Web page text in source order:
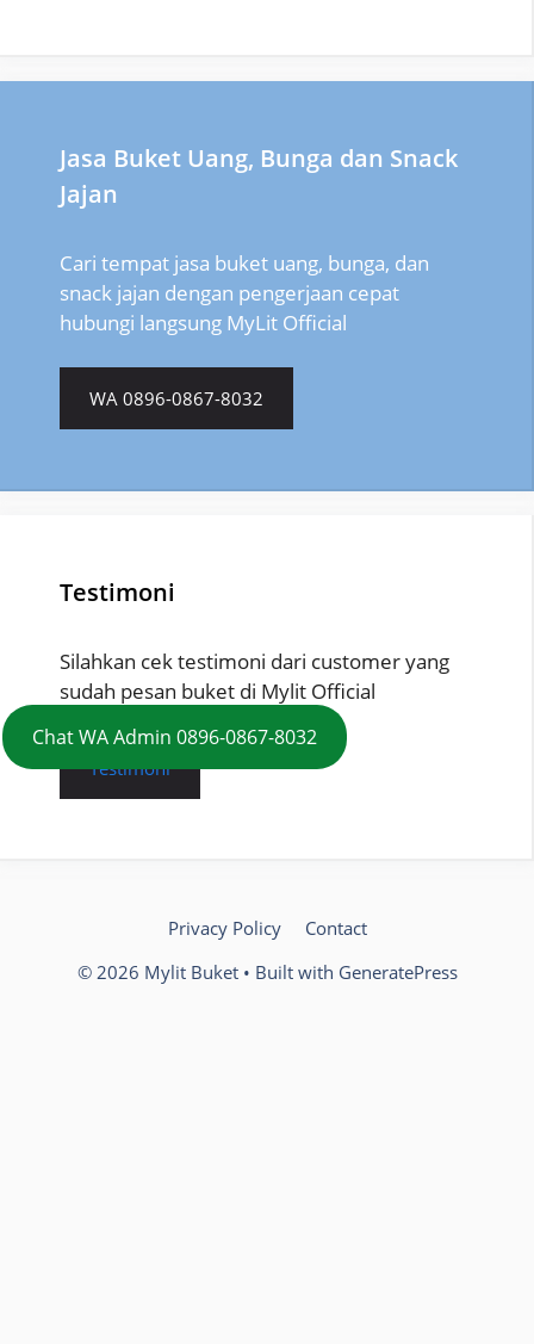
Jasa Buket Uang, Bunga dan Snack
Jajan
Cari tempat jasa buket uang, bunga, dan
snack jajan dengan pengerjaan cepat
hubungi langsung MyLit Official
WA 0896-0867-8032
Testimoni
Silahkan cek testimoni dari customer yang
sudah pesan buket di Mylit Official
Testimoni
Privacy Policy
Contact
© 2026 Mylit Buket• Built with GeneratePress
Chat WA Admin 0896-0867-8032